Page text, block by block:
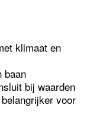
klimaat en
baan
bij waarden
voor